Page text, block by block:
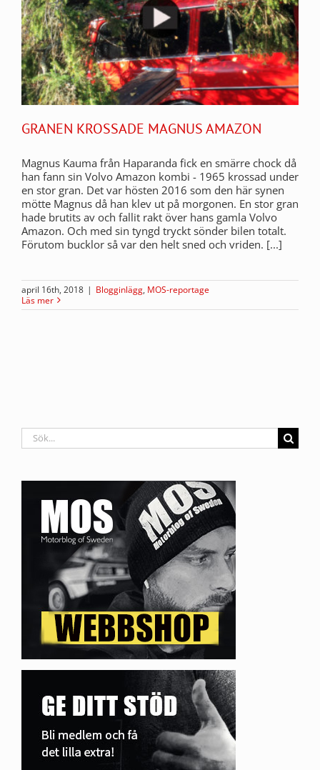
GRANEN KROSSADE MAGNUS AMAZON
Magnus Kauma från Haparanda fick en smärre chock då
han fann sin Volvo Amazon kombi - 1965 krossad under
en stor gran. Det var hösten 2016 som den här synen
mötte Magnus då han klev ut på morgonen. En stor gran
hade brutits av och fallit rakt över hans gamla Volvo
Amazon. Och med sin tyngd tryckt sönder bilen totalt.
Förutom bucklor så var den helt sned och vriden. [...]
april 16th, 2018 | Blogginlägg, MOS-reportage
Läs mer
Sök
efter: